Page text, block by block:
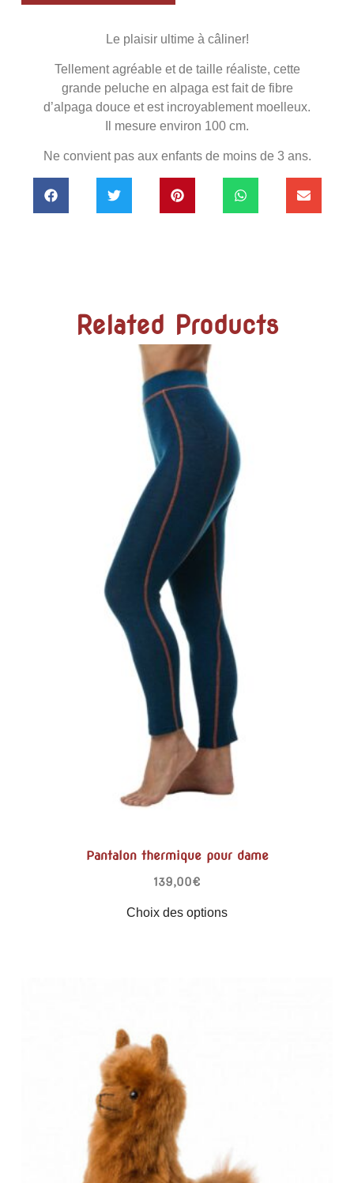
Le plaisir ultime à câliner!
Tellement agréable et de taille réaliste, cette
grande peluche en alpaga est fait de fibre
d’alpaga douce et est incroyablement moelleux.
Il mesure environ 100 cm.
Ne convient pas aux enfants de moins de 3 ans.
Related Products
Pantalon thermique pour dame
139,00€
Choix des options